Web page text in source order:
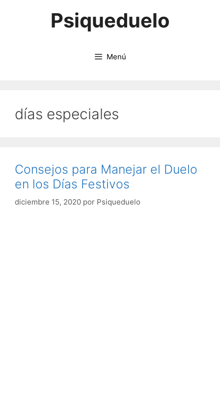
Psiqueduelo
Menú
días especiales
Consejos para Manejar el Duelo
en los Días Festivos
diciembre 15, 2020 por Psiqueduelo